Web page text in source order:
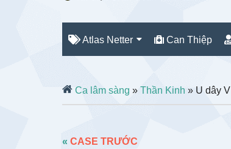
Atlas Netter Can Thiệp
Ca lâm sàng » Thần Kinh » U dây V
« CASE TRƯỚC